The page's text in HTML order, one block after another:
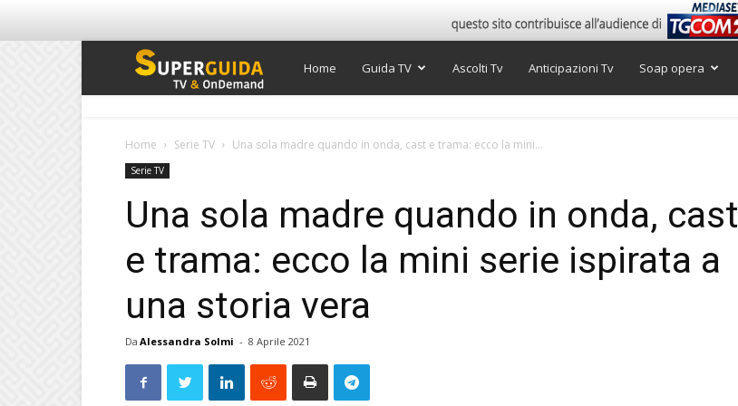
Super
Home Guida TV Ascolti Tv Anticipazioni Tv Soap opera
Home Serie TV Una sola madre quando in onda, cast e trama: ecco la mini...
Serie TV
Una sola madre quando in onda, cast
e trama: ecco la mini serie ispirata a
una storia vera
Da Alessandra Solmi - 8 Aprile 2021